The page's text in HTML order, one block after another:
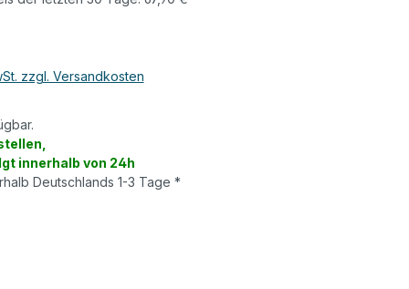
zzgl. Versandkosten
innerhalb von 24h
Deutschlands 1-3 Tage *